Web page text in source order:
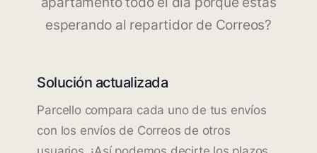
esperando al repartidor de Correos?
Solución actualizada
Parcello compara cada uno de tus envíos
con los envíos de Correos de otros